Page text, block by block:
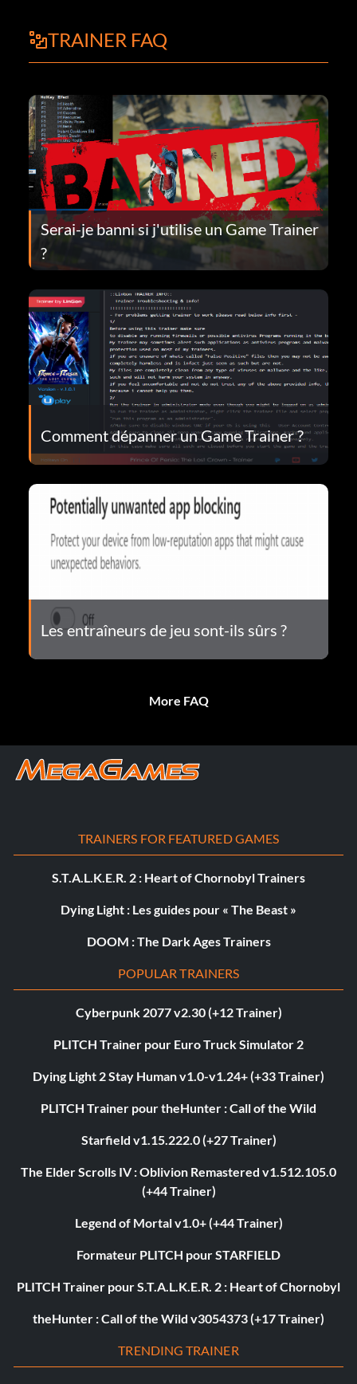
TRAINER FAQ
Serai-je banni si j'utilise un Game Trainer
?
Comment dépanner un Game Trainer ?
Les entraîneurs de jeu sont-ils sûrs ?
More FAQ
TRAINERS FOR FEATURED GAMES
S.T.A.L.K.E.R. 2 : Heart of Chornobyl Trainers
Dying Light : Les guides pour « The Beast »
DOOM : The Dark Ages Trainers
POPULAR TRAINERS
Cyberpunk 2077 v2.30 (+12 Trainer)
PLITCH Trainer pour Euro Truck Simulator 2
Dying Light 2 Stay Human v1.0-v1.24+ (+33 Trainer)
PLITCH Trainer pour theHunter : Call of the Wild
Starfield v1.15.222.0 (+27 Trainer)
The Elder Scrolls IV : Oblivion Remastered v1.512.105.0
(+44 Trainer)
Legend of Mortal v1.0+ (+44 Trainer)
Formateur PLITCH pour STARFIELD
PLITCH Trainer pour S.T.A.L.K.E.R. 2 : Heart of Chornobyl
theHunter : Call of the Wild v3054373 (+17 Trainer)
TRENDING TRAINER